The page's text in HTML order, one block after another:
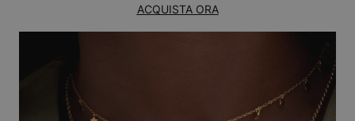
ACQUISTA ORA